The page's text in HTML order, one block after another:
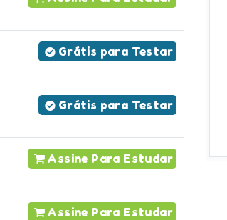
Grátis para Testar
Grátis para Testar
Assine Para Estudar
Assine Para Estudar